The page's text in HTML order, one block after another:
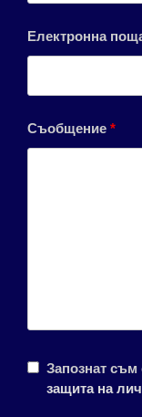
Електронна
Съобщение *
Запознат съм
защита на